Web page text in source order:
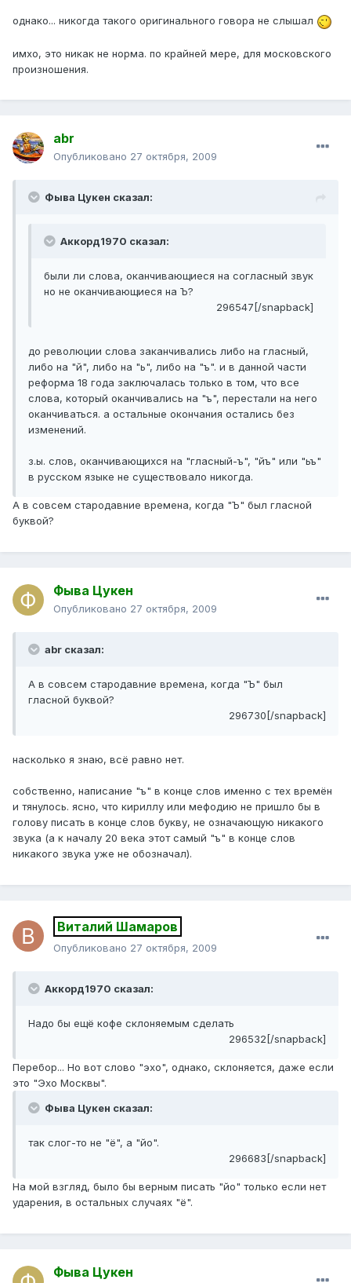
однако... никогда такого оригинального говора не слышал
имхо, это никак не норма. по крайней мере, для московского
произношения.
abr
Опубликовано 27 октября, 2009
Фыва Цукен сказал:
Аккорд1970 сказал:
были ли слова, оканчивающиеся на согласный звук
но не оканчивающиеся на Ъ?
296547[/snapback]
до революции слова заканчивались либо на гласный,
либо на "й", либо на "ь", либо на "ъ". и в данной части
реформа 18 года заключалась только в том, что все
слова, который оканчивались на "ъ", перестали на него
оканчиваться. а остальные окончания остались без
изменений.
з.ы. слов, оканчивающихся на "гласный-ъ", "йъ" или "ьъ"
в русском языке не существовало никогда.
А в совсем стародавние времена, когда "Ъ" был гласной
буквой?
Фыва Цукен
Опубликовано 27 октября, 2009
abr сказал:
А в совсем стародавние времена, когда "Ъ" был
гласной буквой?
296730[/snapback]
насколько я знаю, всё равно нет.
собственно, написание "ъ" в конце слов именно с тех времён
и тянулось. ясно, что кириллу или мефодию не пришло бы в
голову писать в конце слов букву, не означающую никакого
звука (а к началу 20 века этот самый "ъ" в конце слов
никакого звука уже не обозначал).
Виталий Шамаров
Опубликовано 27 октября, 2009
Аккорд1970 сказал:
Надо бы ещё кофе склоняемым сделать
296532[/snapback]
Перебор... Но вот слово "эхо", однако, склоняется, даже если
это "Эхо Москвы".
Фыва Цукен сказал:
так слог-то не "ё", а "йо".
296683[/snapback]
На мой взгляд, было бы верным писать "йо" только если нет
ударения, в остальных случаях "ё".
Фыва Цукен